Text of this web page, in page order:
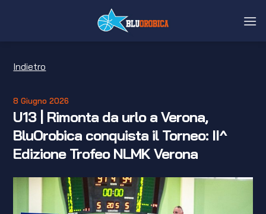
Indietro
8 Giugno 2026
U13 | Rimonta da urlo a Verona,
BluOrobica conquista il Torneo: II^
Edizione Trofeo NLMK Verona